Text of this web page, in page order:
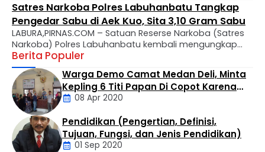
Satres Narkoba Polres Labuhanbatu Tangkap
Pengedar Sabu di Aek Kuo, Sita 3,10 Gram Sabu
LABURA,PIRNAS.COM – Satuan Reserse Narkoba (Satres
Narkoba) Polres Labuhanbatu kembali mengungkap
kasus peredaran narkotika jenis sabu di wilayah
hukumnya. Seorang pria berinisial MTS alias Tebe (34)
berhasil diamankan dalam operasi yang digelar di
Kelurahan Bandar Selamat, Kecamatan Aek Kuo,
Kabupaten Labuhanbatu Utara, Selasa (4/8/2026)
sekitar pukul 14.30 WIB. Penangkapan dilakukan oleh Tim
Opsnal Satres Narkoba …
Berita Populer
Daerah
Warga Demo Camat Medan Deli, Minta
Kepling 6 Titi Papan Di Copot Karena
Tak Perduli Sama Warganya
08 Apr 2020
Pendidikan (Pengertian, Definisi,
Tujuan, Fungsi, dan Jenis Pendidikan)
01 Sep 2020